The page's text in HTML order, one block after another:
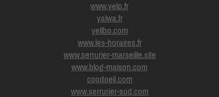
www.yelp.fr
yalwa.fr
yellbo.com
www.les-horaires.fr
www.serrurier-marseille.site
www.blog-maison.com
coodoeil.com
www.serrurier-sud.com